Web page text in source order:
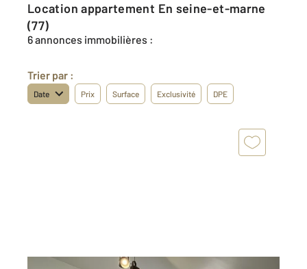
Location appartement En seine-et-marne
(77)
6 annonces immobilières :
Trier par :
Date Prix Surface Exclusivité DPE